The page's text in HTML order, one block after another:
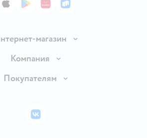
App StoreGoogle Play
AppGallery
RuStore
магазин
Доставка и оплата
Правила продажи
использования файлов cookie
Компания
Вакансии
Покупателям
Бонусные карты
ВКонтакте